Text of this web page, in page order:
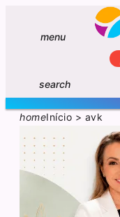
menu
search
homeInício > avk